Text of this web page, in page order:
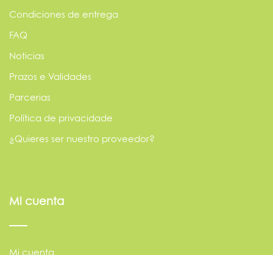
Condiciones de entrega
FAQ
Noticias
Prazos e Validades
Parcerias
Política de privacidade
¿Quieres ser nuestro proveedor?
Mi cuenta
Mi cuenta